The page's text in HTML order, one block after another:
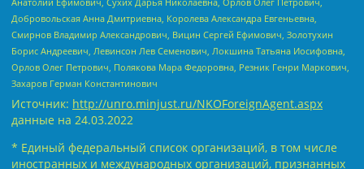
Добровольская Анна Дмитриевна, Королева Александра Евгеньевна,
Смирнов Владимир Александрович, Вицин Сергей Ефимович, Золотухин
Борис Андреевич, Левинсон Лев Семенович, Локшина Татьяна Иосифовна,
Орлов Олег Петрович, Полякова Мара Федоровна, Резник Генри Маркович,
Захаров Герман Константинович
Источник: http://unro.minjust.ru/NKOForeignAgent.aspx
данные на 24.03.2022
* Единый федеральный список организаций, в том числе
иностранных и международных организаций, признанных